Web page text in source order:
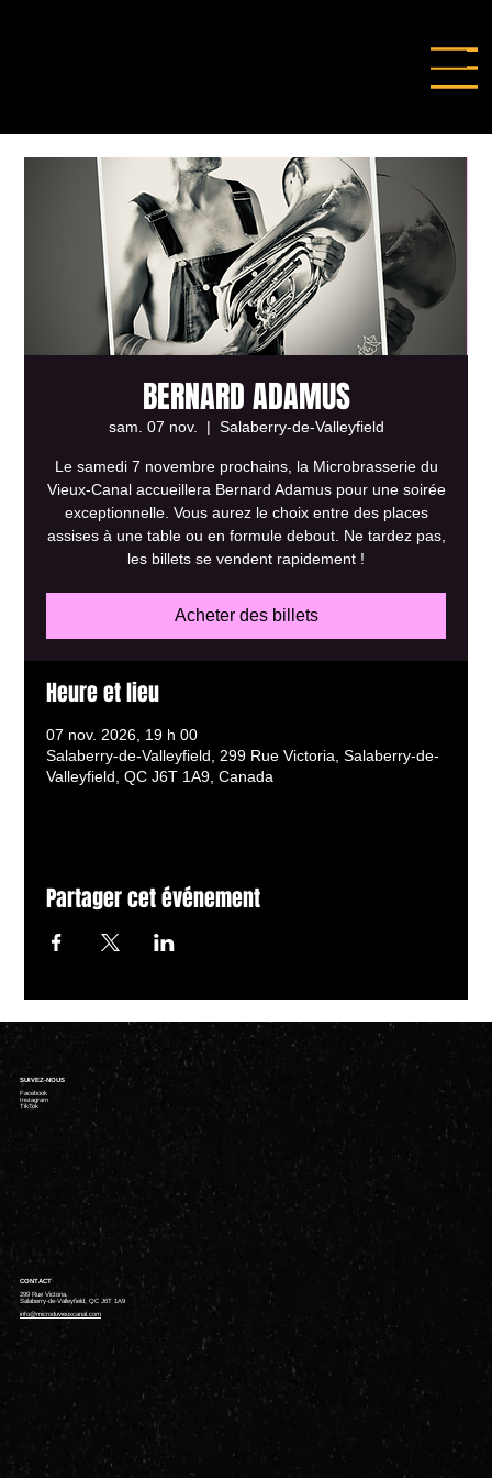
BERNARD ADAMUS
sam. 07 nov.
  |
Salaberry-de-Valleyfield
Le samedi 7 novembre prochains, la Microbrasserie du
Vieux-Canal accueillera Bernard Adamus pour une soirée
exceptionnelle. Vous aurez le choix entre des places
assises à une table ou en formule debout. Ne tardez pas,
les billets se vendent rapidement !
Acheter des billets
Heure et lieu
07 nov. 2026, 19 h 00
Salaberry-de-Valleyfield, 299 Rue Victoria, Salaberry-de-
Valleyfield, QC J6T 1A9, Canada
Partager cet événement
CONTACT
299 Rue Victoria,
Salaberry-de-Valleyfield, QC J6T 1A9
info@microduvieuxcanal.com
SUIVEZ-NOUS
Facebook
Instagram
TikTok